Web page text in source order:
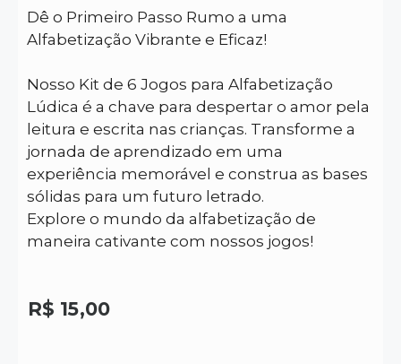
Dê o Primeiro Passo Rumo a uma
Alfabetização Vibrante e Eficaz!
Nosso Kit de 6 Jogos para Alfabetização
Lúdica é a chave para despertar o amor pela
leitura e escrita nas crianças. Transforme a
jornada de aprendizado em uma
experiência memorável e construa as bases
sólidas para um futuro letrado.
Explore o mundo da alfabetização de
maneira cativante com nossos jogos!
R$ 15,00